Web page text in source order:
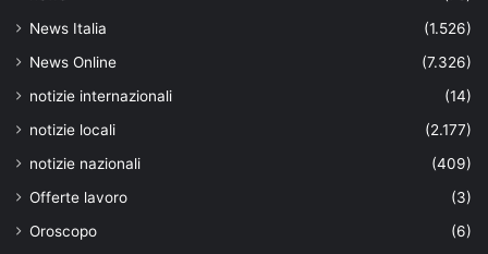
News Italia
(1.526)
News Online
(7.326)
notizie internazionali
(14)
notizie locali
(2.177)
notizie nazionali
(409)
Offerte lavoro
(3)
Oroscopo
(6)